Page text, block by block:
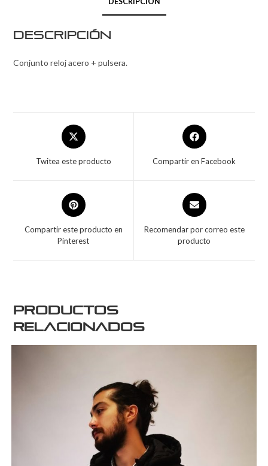
Descripción
Conjunto reloj acero + pulsera.
Twitea este producto Compartir en Facebook
Compartir este producto en
Pinterest
Recomendar por correo este
producto
Productos
relacionados